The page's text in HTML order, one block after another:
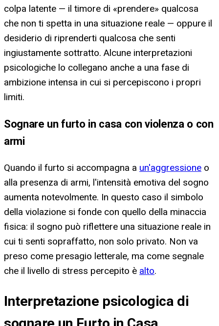
colpa latente — il timore di «prendere» qualcosa
che non ti spetta in una situazione reale — oppure il
desiderio di riprenderti qualcosa che senti
ingiustamente sottratto. Alcune interpretazioni
psicologiche lo collegano anche a una fase di
ambizione intensa in cui si percepiscono i propri
limiti.
Sognare un furto in casa con violenza o con
armi
Quando il furto si accompagna a un'aggressione o
alla presenza di armi, l'intensità emotiva del sogno
aumenta notevolmente. In questo caso il simbolo
della violazione si fonde con quello della minaccia
fisica: il sogno può riflettere una situazione reale in
cui ti senti sopraffatto, non solo privato. Non va
preso come presagio letterale, ma come segnale
che il livello di stress percepito è alto.
Interpretazione psicologica di